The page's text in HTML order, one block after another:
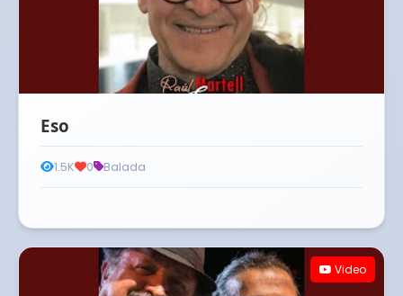
Eso
1.5K 0 Balada
Video